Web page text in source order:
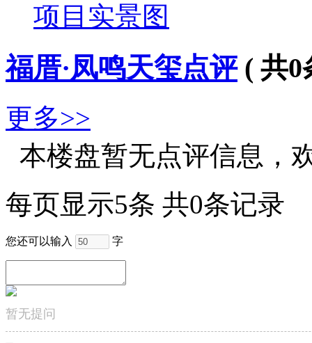
项目实景图
福厝·凤鸣天玺点评 ( 共0
更多>>
本楼盘暂无点评信息，
每页显示5条 共0条记录
您还可以输入 字
暂无提问